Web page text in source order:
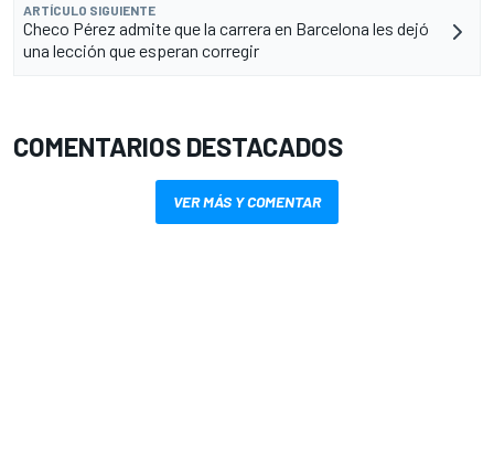
ARTÍCULO SIGUIENTE
Checo Pérez admite que la carrera en Barcelona les dejó
una lección que esperan corregir
COMENTARIOS DESTACADOS
VER MÁS Y COMENTAR